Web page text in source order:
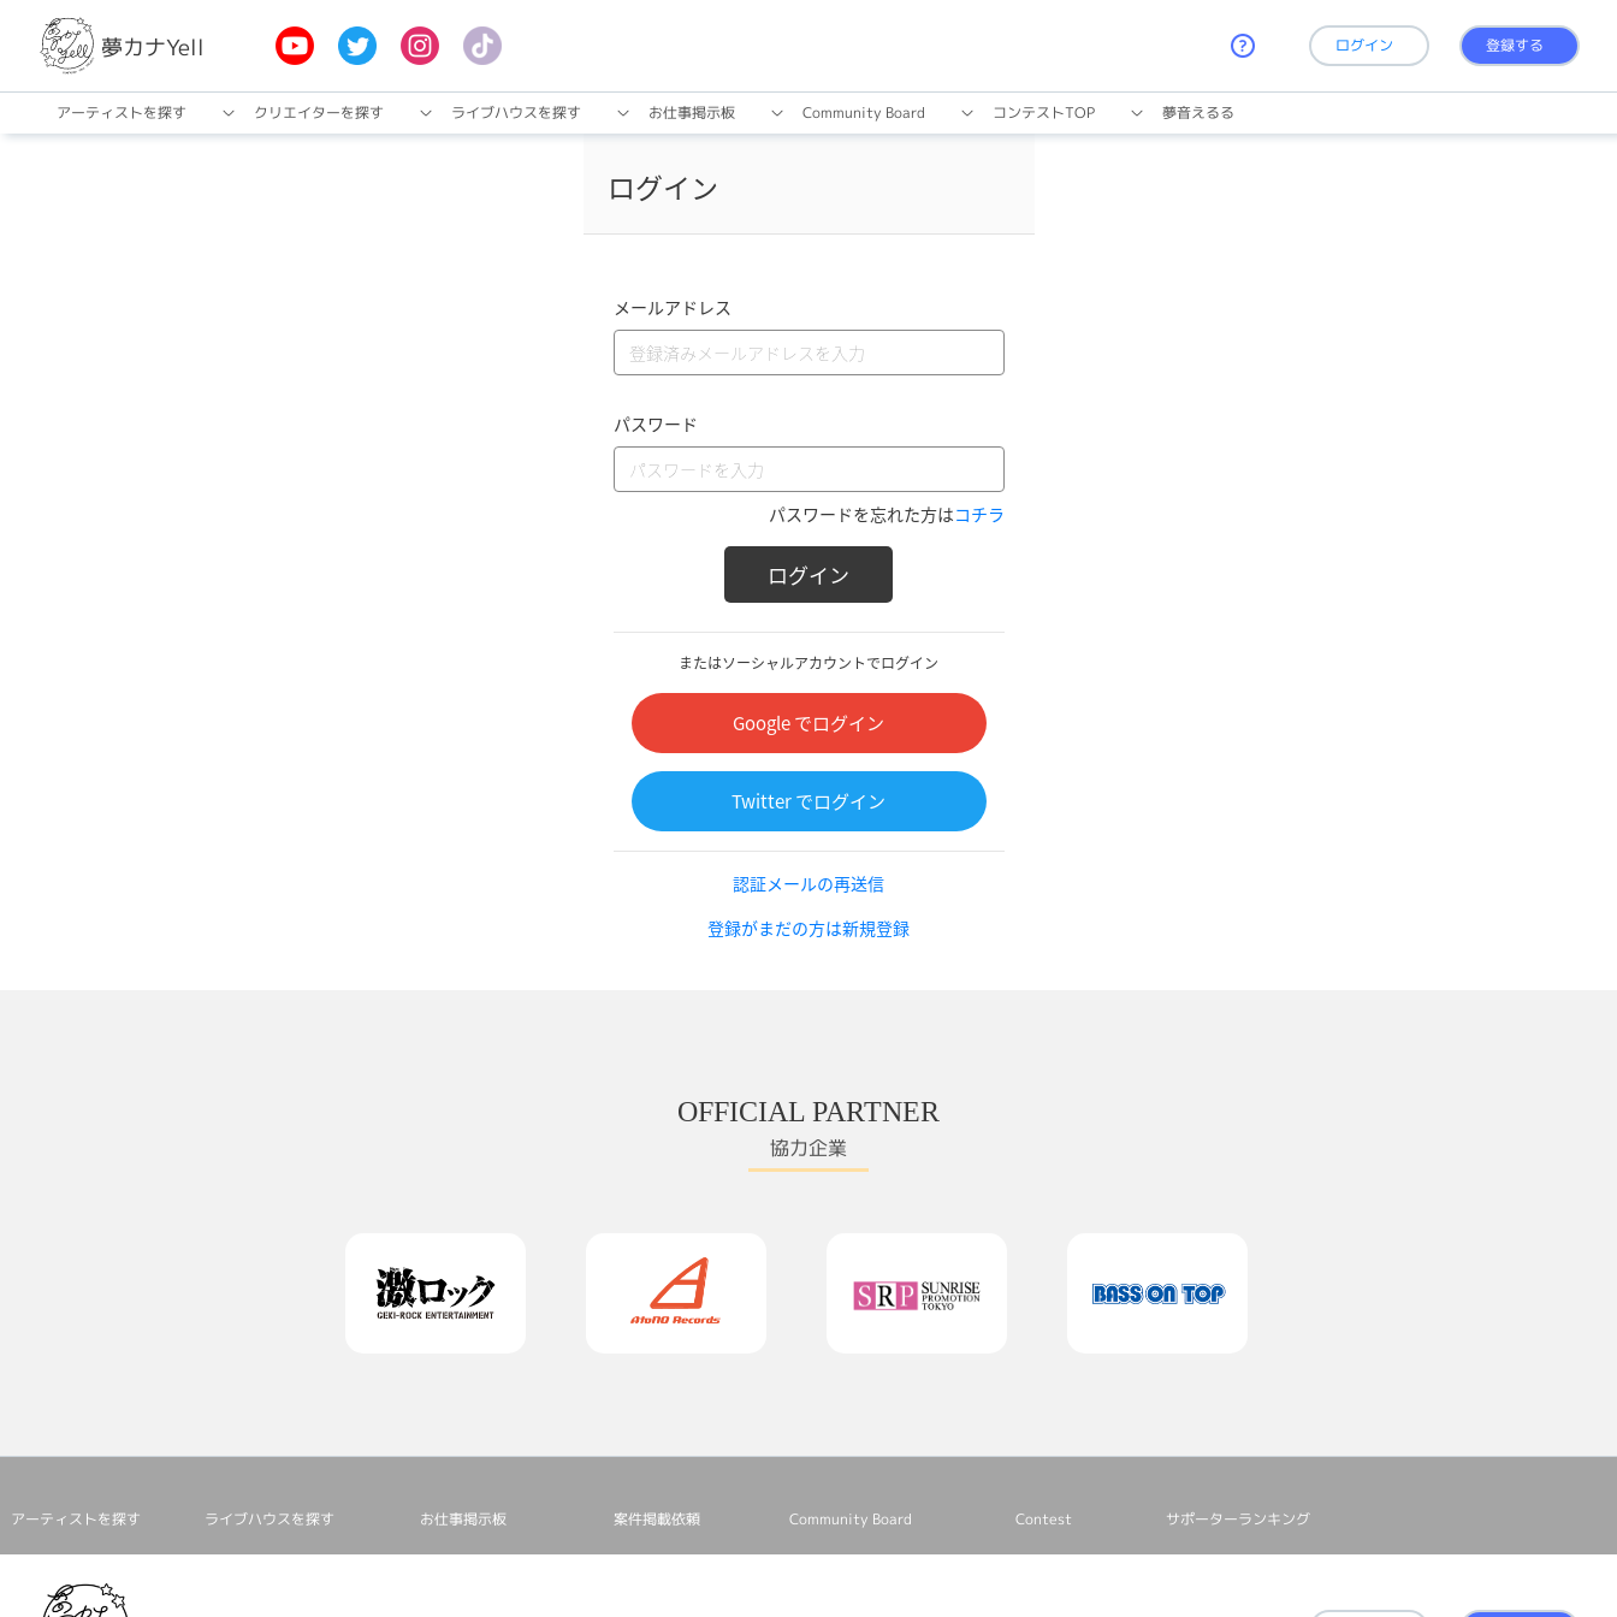
夢カナYell ログイン 登録する
アーティストを探す クリエイターを探す ライブハウスを探す お仕事掲⽰板 Community Board コンテストTOP 夢音えるる
ログイン
メールアドレス
パスワード
パスワードを忘れた方はコチラ
ログイン
またはソーシャルアカウントでログイン
Google でログイン
Twitter でログイン
認証メールの再送信
登録がまだの方は新規登録
OFFICIAL PARTNER
協力企業
アーティストを探す ライブハウスを探す お仕事掲⽰板 案件掲載依頼 Community Board Contest サポーターランキング